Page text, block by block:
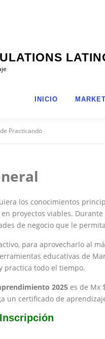
INICIO
Practicando
los conocimientos
proyectos viables.
de negocio que le
para aprovecharlo al
educativas de
practica todo el tiempo.
2025 es de Mx
un certificado de
Inscripción